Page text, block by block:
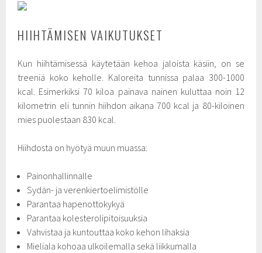
HIIHTÄMISEN VAIKUTUKSET
Kun hiihtämisessä käytetään kehoa jaloista käsiin, on se
treeniä koko keholle. Kaloreita tunnissa palaa 300-1000
kcal. Esimerkiksi 70 kiloa painava nainen kuluttaa noin 12
kilometrin eli tunnin hiihdon aikana 700 kcal ja 80-kiloinen
mies puolestaan 830 kcal.
Hiihdosta on hyötyä muun muassa:
Painonhallinnalle
Sydän- ja verenkiertoelimistölle
Parantaa hapenottokykyä
Parantaa kolesterolipitoisuuksia
Vahvistaa ja kuntouttaa koko kehon lihaksia
Mieliala kohoaa ulkoilemalla sekä liikkumalla